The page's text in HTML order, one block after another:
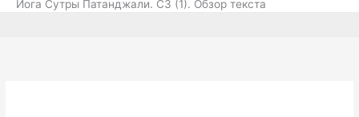
Йога Сутры Патанджали. СЗ (1). Обзор текста